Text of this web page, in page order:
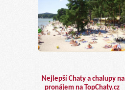
Nejlepší Chaty a chalupy na
pronájem na TopChaty.cz